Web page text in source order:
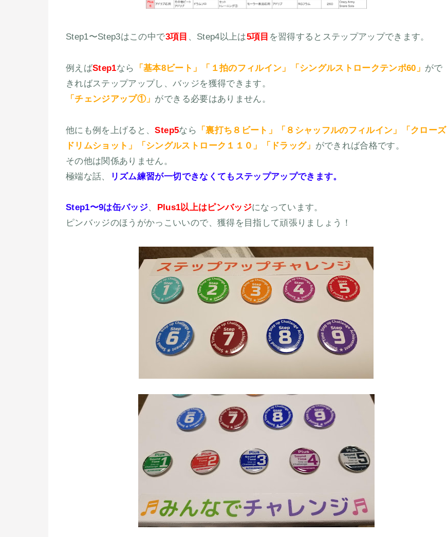
Step1〜Step3はこの中で3項目 、Step4以上は5項目 を習得するとステップアップできます。
例えばStep1なら 「基本8ビート」「１拍のフィルイン」「シングルストロークテンポ60」 がで
きればステップアップし、バッジを獲得できます。
「チェンジアップ①」 ができる必要はありません。
他にも例を上げると、Step5なら 「裏打ち８ビート」「８シャッフルのフィルイン」「クローズ
ドリムショット」「シングルストローク１１０」「ドラッグ」 ができれば合格です。
その他は関係ありません。
極端な話、
リズム練習が一切できなくてもステップアップできます。
Step1〜9は缶バッジ、 Plus1以上はピンバッジになっています。
ピンバッジのほうがかっこいいので、獲得を目指して頑張りましょう！